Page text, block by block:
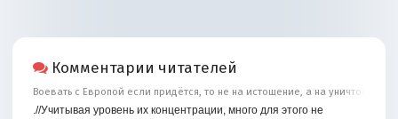
Комментарии читателей
Воевать с Европой если придётся, то не на истощение, а на уничтожение
.//Учитывая уровень их концентрации, много для этого не